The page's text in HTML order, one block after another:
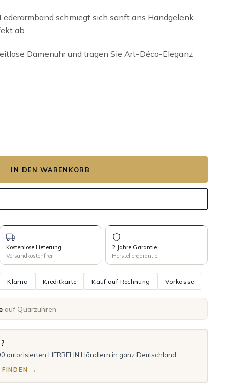
schmiegt sich sanft ans Handgelenk
ab.
Damenuhr und tragen Sie Art-Déco-Eleganz
IN DEN WARENKORB
Kostenlose Lieferung
Versandkostenfrei
2 Jahre Garantie
Herstellergarantie
Klarna Kreditkarte Kauf auf Rechnung Vorkasse
auf Quarzuhren
autorisierten HERBELIN Händlern in ganz Deutschland.
FINDEN →